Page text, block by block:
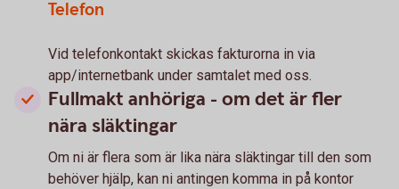
Telefon
Vid telefonkontakt skickas fakturorna in via
app/internetbank under samtalet med oss.
Fullmakt anhöriga - om det är fler
nära släktingar
Om ni är flera som är lika nära släktingar till den som
behöver hjälp, kan ni antingen komma in på kontor